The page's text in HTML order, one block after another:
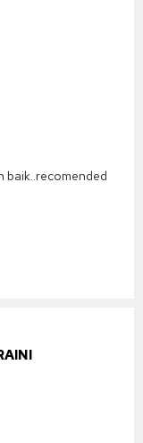
baik..recomended